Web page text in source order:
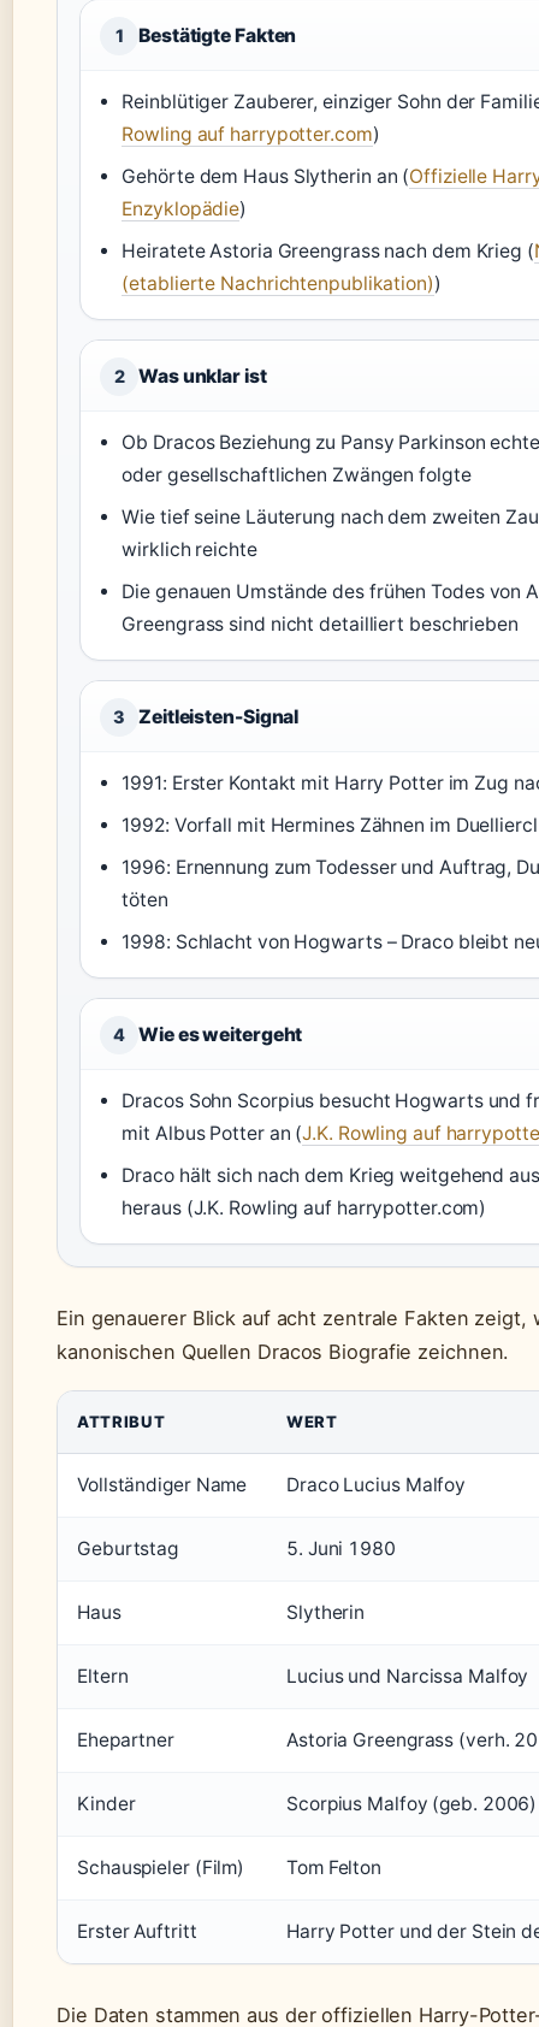
1 Bestätigte Fakten
Reinblütiger Zauberer, einziger Sohn der
Rowling auf harrypotter.com)
Gehörte dem Haus Slytherin an (Offizielle
Enzyklopädie)
Heiratete Astoria Greengrass nach dem Krieg (
(etablierte Nachrichtenpublikation))
2 Was unklar ist
Ob Dracos Beziehung zu Pansy Parkinson
oder gesellschaftlichen Zwängen folgte
Wie tief seine Läuterung nach dem zweiten
wirklich reichte
Die genauen Umstände des frühen Todes von
Greengrass sind nicht detailliert beschrieben
3 Zeitleisten-Signal
1991: Erster Kontakt mit Harry Potter im Zug
1992: Vorfall mit Hermines Zähnen im
1996: Ernennung zum Todesser und Auftrag,
töten
1998: Schlacht von Hogwarts – Draco bleibt
4 Wie es weitergeht
Dracos Sohn Scorpius besucht Hogwarts und
mit Albus Potter an (J.K. Rowling auf
Draco hält sich nach dem Krieg weitgehend
heraus (J.K. Rowling auf harrypotter.com)
Ein genauerer Blick auf acht zentrale Fakten zeigt,
kanonischen Quellen Dracos Biografie zeichnen.
ATTRIBUT WERT
Vollständiger Name Draco Lucius Malfoy
Geburtstag 5. Juni 1980
Haus Slytherin
Eltern Lucius und Narcissa Malfoy
Ehepartner Astoria Greengrass (verh.
Kinder Scorpius Malfoy (geb. 2006)
Schauspieler (Film) Tom Felton
Erster Auftritt Harry Potter und der Stein
Die Daten stammen aus der offiziellen Harry-